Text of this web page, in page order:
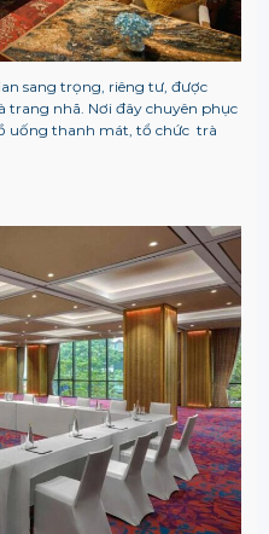
sang trọng, riêng tư, được
trang nhã. Nơi đây chuyên phục
uống thanh mát, tổ chức trà